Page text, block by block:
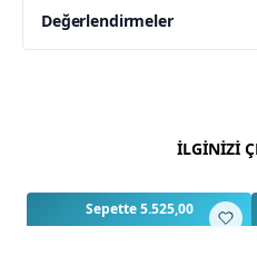
Değerlendirmeler
Bu ürün için henüzİLGİNİZİ
Sepette 5.525,00